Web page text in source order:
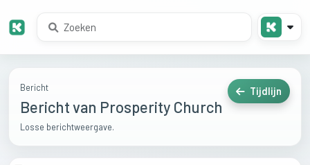
Bericht
Bericht van Prosperity Church
Losse berichtweergave.
Tijdlijn